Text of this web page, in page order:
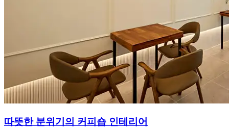
따뜻한 분위기의 커피숍 인테리어